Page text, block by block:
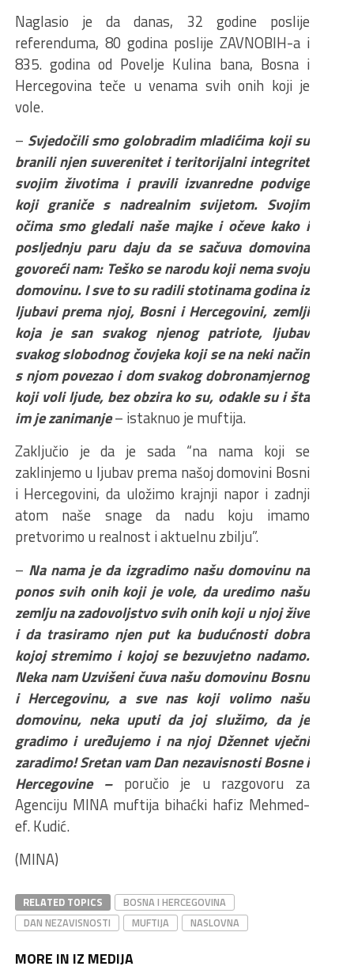
Naglasio je da danas, 32 godine poslije
referenduma, 80 godina poslije ZAVNOBIH-a i
835. godina od Povelje Kulina bana, Bosna i
Hercegovina teče u venama svih onih koji je
vole.
– Svjedočili smo golobradim mladićima koji su
branili njen suverenitet i teritorijalni integritet
svojim životima i pravili izvanredne podvige
koji graniče s nadrealnim svijetom. Svojim
očima smo gledali naše majke i očeve kako i
posljednju paru daju da se sačuva domovina
govoreći nam: Teško se narodu koji nema svoju
domovinu. I sve to su radili stotinama godina iz
ljubavi prema njoj, Bosni i Hercegovini, zemlji
koja je san svakog njenog patriote, ljubav
svakog slobodnog čovjeka koji se na neki način
s njom povezao i dom svakog dobronamjernog
koji voli ljude, bez obzira ko su, odakle su i šta
im je zanimanje– istaknuo je muftija.
Zaključio je da je sada “na nama koji se
zaklinjemo u ljubav prema našoj domovini Bosni
i Hercegovini, da uložimo krajnji napor i zadnji
atom naše snage da nadu koju imamo
pretvorimo u realnost i aktuelnu zbilju”.
– Na nama je da izgradimo našu domovinu na
ponos svih onih koji je vole, da uredimo našu
zemlju na zadovoljstvo svih onih koji u njoj žive
i da trasiramo njen put ka budućnosti dobra
kojoj stremimo i kojoj se bezuvjetno nadamo.
Neka nam Uzvišeni čuva našu domovinu Bosnu
i Hercegovinu, a sve nas koji volimo našu
domovinu, neka uputi da joj služimo, da je
gradimo i uređujemo i na njoj Džennet vječni
zaradimo! Sretan vam Dan nezavisnosti Bosne i
Hercegovine – poručio je u razgovoru za
Agenciju MINA muftija bihaćki hafiz Mehmed-
ef. Kudić.
(MINA)
RELATED TOPICS
BOSNA I HERCEGOVINA
DAN NEZAVISNOSTI
MUFTIJA NASLOVNA
MORE IN IZ MEDIJA